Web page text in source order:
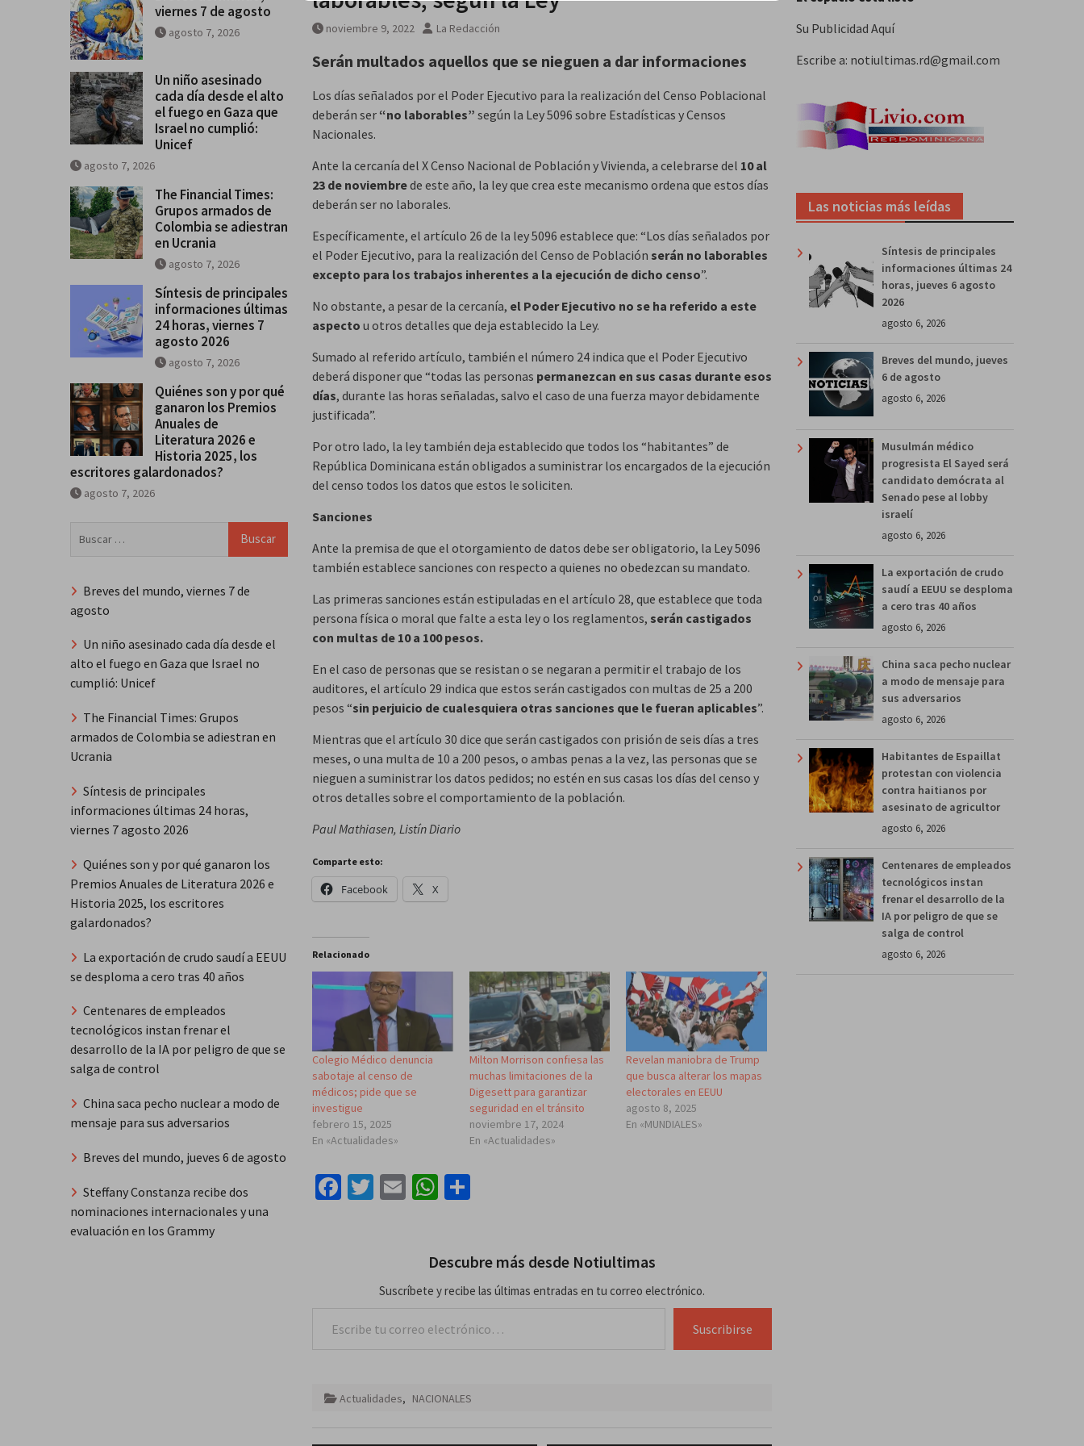
alto el fuego en Gaza que Israel no
cumplió: Unicef
noviembre 9, 2022 La Redacción
Serán multados aquellos que se nieguen a dar informaciones
Los días señalados por el Poder Ejecutivo para la realización del Censo Poblacional
deberán ser “no laborables” según la Ley 5096 sobre Estadísticas y Censos
Nacionales.
Ante la cercanía del X Censo Nacional de Población y Vivienda, a celebrarse del 10 al
23 de noviembrede este año, la ley que crea este mecanismo ordena que estos días
deberán ser no laborales.
Específicamente, el artículo 26 de la ley 5096 establece que: “Los días señalados por
el Poder Ejecutivo, para la realización del Censo de Población serán no laborables
excepto para los trabajos inherentes a la ejecución de dicho censo”.
No obstante, a pesar de la cercanía, el Poder Ejecutivo no se ha referido a este
aspecto u otros detalles que deja establecido la Ley.
Sumado al referido artículo, también el número 24 indica que el Poder Ejecutivo
deberá disponer que “todas las personas permanezcan en sus casas durante esos
días, durante las horas señaladas, salvo el caso de una fuerza mayor debidamente
justificada”.
Por otro lado, la ley también deja establecido que todos los “habitantes” de
República Dominicana están obligados a suministrar los encargados de la ejecución
del censo todos los datos que estos le soliciten.
Sanciones
Ante la premisa de que el otorgamiento de datos debe ser obligatorio, la Ley 5096
también establece sanciones con respecto a quienes no obedezcan su mandato.
Las primeras sanciones están estipuladas en el artículo 28, que establece que toda
persona física o moral que falte a esta ley o los reglamentos, serán castigados
con multas de 10 a 100 pesos.
En el caso de personas que se resistan o se negaran a permitir el trabajo de los
auditores, el artículo 29 indica que estos serán castigados con multas de 25 a 200
pesos “sin perjuicio de cualesquiera otras sanciones que le fueran aplicables”.
Mientras que el artículo 30 dice que serán castigados con prisión de seis días a tres
meses, o una multa de 10 a 200 pesos, o ambas penas a la vez, las personas que se
nieguen a suministrar los datos pedidos; no estén en sus casas los días del censo y
otros detalles sobre el comportamiento de la población.
Paul Mathiasen, Listín Diario
Comparte esto:
Facebook X
Relacionado
Colegio Médico denuncia
sabotaje al censo de
médicos; pide que se
investigue
febrero 15, 2025
En «Actualidades»
Milton Morrison confiesa las
muchas limitaciones de la
Digesett para garantizar
seguridad en el tránsito
noviembre 17, 2024
En «Actualidades»
Revelan maniobra de Trump
que busca alterar los mapas
electorales en EEUU
agosto 8, 2025
En «MUNDIALES»
Facebook
Twitter
EmailWhatsApp
Descubre más desde Notiultimas
Suscríbete y recibe las últimas entradas en tu correo electrónico.
Suscribirse
Actualidades, NACIONALES
Navegación
Su Publicidad Aquí
Escribe a: notiultimas.rd@gmail.com
Las noticias más leídas
Síntesis de principales
informaciones últimas 24
horas, jueves 6 agosto
2026
agosto 6, 2026
Breves del mundo, jueves
6 de agosto
agosto 6, 2026
Musulmán médico
progresista El Sayed será
candidato demócrata al
Senado pese al lobby
israelí
agosto 6, 2026
La exportación de crudo
saudí a EEUU se desploma
a cero tras 40 años
agosto 6, 2026
China saca pecho nuclear
a modo de mensaje para
sus adversarios
agosto 6, 2026
Habitantes de Espaillat
protestan con violencia
contra haitianos por
asesinato de agricultor
agosto 6, 2026
Centenares de empleados
tecnológicos instan
frenar el desarrollo de la
IA por peligro de que se
salga de control
agosto 6, 2026
viernes 7 de agosto
agosto 7, 2026
Un niño asesinado
cada día desde el alto
el fuego en Gaza que
Israel no cumplió:
Unicef
agosto 7, 2026
The Financial Times:
Grupos armados de
Colombia se adiestran
en Ucrania
agosto 7, 2026
Síntesis de principales
informaciones últimas
24 horas, viernes 7
agosto 2026
agosto 7, 2026
Quiénes son y por qué
ganaron los Premios
Anuales de
Literatura 2026 e
Historia 2025, los
escritores galardonados?
agosto 7, 2026
Breves del mundo, viernes 7 de
agosto
Un niño asesinado cada día desde el
alto el fuego en Gaza que Israel no
cumplió: Unicef
The Financial Times: Grupos
armados de Colombia se adiestran en
Ucrania
Síntesis de principales
informaciones últimas 24 horas,
viernes 7 agosto 2026
Quiénes son y por qué ganaron los
Premios Anuales de Literatura 2026 e
Historia 2025, los escritores
galardonados?
La exportación de crudo saudí a EEUU
se desploma a cero tras 40 años
Centenares de empleados
tecnológicos instan frenar el
desarrollo de la IA por peligro de que se
salga de control
China saca pecho nuclear a modo de
mensaje para sus adversarios
Breves del mundo, jueves 6 de agosto
Steffany Constanza recibe dos
nominaciones internacionales y una
evaluación en los Grammy